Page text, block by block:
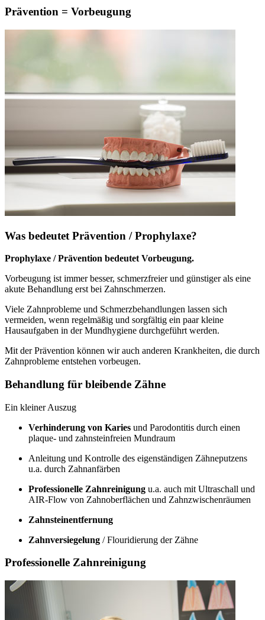
Prävention = Vorbeugung
Was bedeutet Prävention / Prophylaxe?
Prophylaxe / Prävention bedeutet Vorbeugung.
Vorbeugung ist immer besser, schmerzfreier und günstiger als eine
akute Behandlung erst bei Zahnschmerzen.
Viele Zahnprobleme und Schmerzbehandlungen lassen sich
vermeiden, wenn regelmäßig und sorgfältig ein paar kleine
Hausaufgaben in der Mundhygiene durchgeführt werden.
Mit der Prävention können wir auch anderen Krankheiten, die durch
Zahnprobleme entstehen vorbeugen.
Behandlung für bleibende Zähne
Ein kleiner Auszug
Verhinderung von Karies und Parodontitis durch einen
plaque- und zahnsteinfreien Mundraum
Anleitung und Kontrolle des eigenständigen Zähneputzens
u.a. durch Zahnanfärben
Professionelle Zahnreinigung u.a. auch mit Ultraschall und
AIR-Flow von Zahnoberflächen und Zahnzwischenräumen
Zahnsteinentfernung
Zahnversiegelung / Flouridierung der Zähne
Professionelle Zahnreinigung